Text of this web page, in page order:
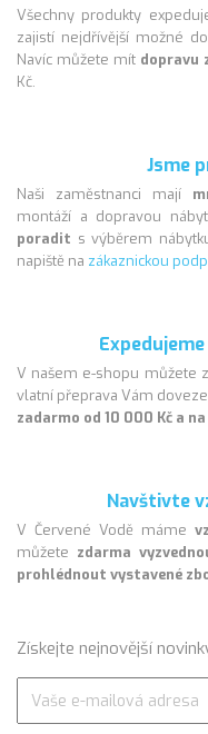
Všechny produkty
zajistí nejdřívější možné
Navíc můžete mít dopravu
Kč.
Jsme
Naši zaměstnanci mají
montáží a dopravou
poradit s výběrem
napiště na zákaznickou
V našem e-shopu můžete
vlatní přeprava Vám
zadarmo od 10 000 Kč a
Navštivte
V Červené Vodě máme
můžete zdarma
prohlédnout vystavené
Získejte nejnovější